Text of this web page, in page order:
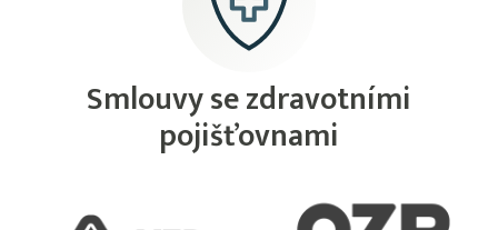
Smlouvy se zdravotními
pojišťovnami